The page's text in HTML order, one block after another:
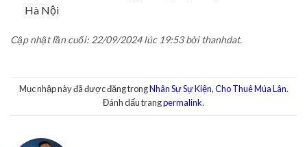
Hà Nội
Cập nhật lần cuối: 22/09/2024 lúc 19:53 bởi thanhdat.
Mục nhập này đã được đăng trongNhân Sự Sự Kiện,Cho Thuê Múa Lân.
Đánh dấu trangpermalink.